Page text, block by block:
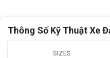
Thông Số Kỹ Thuật Xe
SIZES